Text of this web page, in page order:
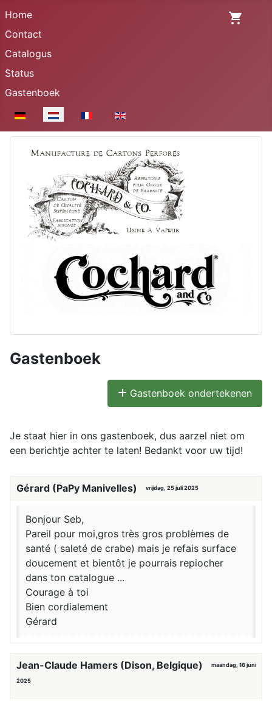
Home
Contact
Catalogus
Status
Gastenboek
Selecteer de taal
Gastenboek
Gastenboek ondertekenen
Je staat hier in ons gastenboek, dus aarzel niet om
een berichtje achter te laten! Bedankt voor uw tijd!
Gérard (PaPy Manivelles) vrijdag, 25 juli 2025
Bonjour Seb,
Pareil pour moi,gros très gros problèmes de
santé ( saleté de crabe) mais je refais surface
doucement et bientôt je pourrais repiocher
dans ton catalogue ...
Courage à toi
Bien cordialement
Gérard
Jean-Claude Hamers (Dison, Belgique) maandag, 16 juni
2025